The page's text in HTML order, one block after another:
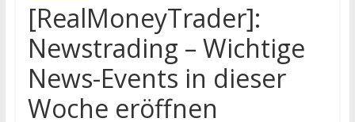
[RealMoneyTrader]:
Newstrading – Wichtige
News-Events in dieser
Woche eröffnen